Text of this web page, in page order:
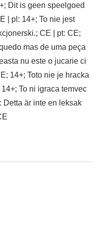
Dit is geen speelgoed
| pl: 14+; To nie jest
CE | pt: CE;
mas de uma peça
nu este o jucarie ci
14+; Toto nie je hracka
To ni igraca temvec
Detta är inte en leksak